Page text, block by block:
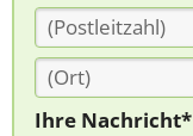
Ihre Nachricht*